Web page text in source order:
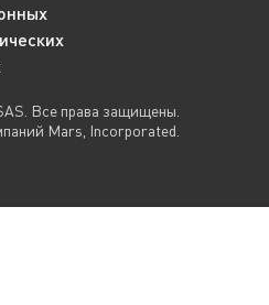
Все права защищены.
Mars, Incorporated.